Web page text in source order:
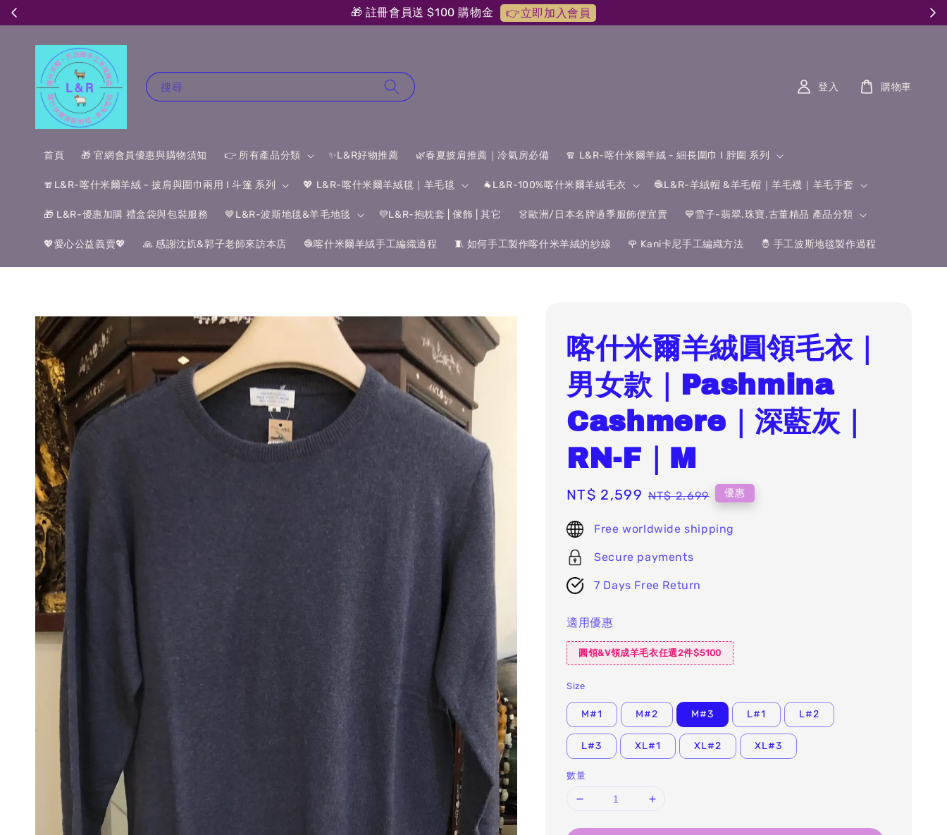
🎁 註冊會員送 $100 購物金 👉立即加入會員
搜尋
首頁 🎁 官網會員優惠與購物須知 👉 所有產品分類 ✨L&R好物推薦 🌿春夏披肩推薦｜冷氣房必備 🧣 L&R-喀什米爾羊絨 - 細長圍巾 I 脖圍 系列
🧣L&R-喀什米爾羊絨 - 披肩與圍巾兩用 I 斗篷 系列 💖 L&R-喀什米爾羊絨毯｜羊毛毯 🐐L&R-100%喀什米爾羊絨毛衣 🧶L&R-羊絨帽 &羊毛帽｜羊毛襪｜羊毛手套
🎁 L&R-優惠加購 禮盒袋與包裝服務 🤎L&R-波斯地毯&羊毛地毯 💜L&R-抱枕套 | 傢飾 | 其它 👗歐洲/日本名牌過季服飾便宜賣 💙雪子-翡翠.珠寶.古董精品 產品分類
💖愛心公益義賣💖 🙏 感謝沈斻&郭子老師來訪本店 🧶喀什米爾羊絨手工編織過程 🧵 如何手工製作喀什米羊絨的紗線 🌹 Kani卡尼手工編織方法 🤴 手工波斯地毯製作過程
登入 購物車
喀什米爾羊絨圓領毛衣｜
男女款｜Pashmina
Cashmere｜深藍灰｜
RN-F｜M
Sale
NT$ 2,599 Regular
NT$ 2,699 優惠
Free worldwide shipping
Secure payments
7 Days Free Return
適用優惠
圓領&V領成羊毛衣任選2件$5100
Size
M#1 M#2 M#3 L#1 L#2
L#3 XL#1 XL#2 XL#3
數量